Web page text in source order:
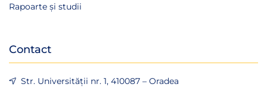
Rapoarte și studii
Contact
Str. Universității nr. 1, 410087 – Oradea